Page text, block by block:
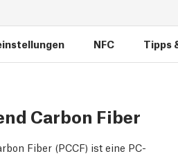
NFC Tipps
Carbon Fiber
Fiber (PCCF) ist eine PC-